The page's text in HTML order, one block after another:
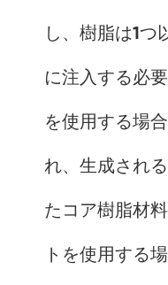
し、樹脂は1つ
に注入する必
を使用する場
れ、生成され
たコア樹脂材
トを使用する